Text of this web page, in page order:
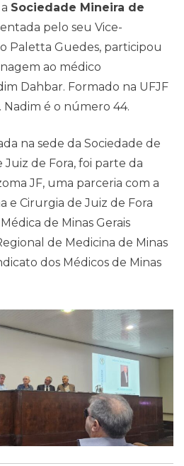
Sociedade Mineira de
pelo seu Vice-
Paletta Guedes, participou
ao médico
Dahbar. Formado na UFJF
Nadim é o número 44.
na sede da Sociedade de
Juiz de Fora, foi parte da
JF, uma parceria com a
e Cirurgia de Juiz de Fora
de Minas Gerais
de Medicina de Minas
dos Médicos de Minas